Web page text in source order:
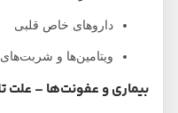
داروهای خاص قلبی
ویتامین‌ها و شربت‌های
بیماری و عفونت‌ها – علت